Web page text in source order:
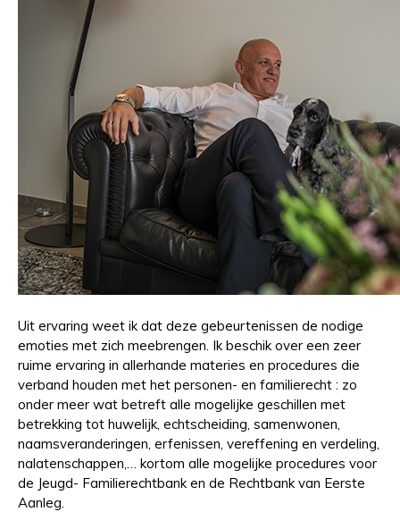
Uit ervaring weet ik dat deze gebeurtenissen de nodige
emoties met zich meebrengen. Ik beschik over een zeer
ruime ervaring in allerhande materies en procedures die
verband houden met het personen- en familierecht : zo
onder meer wat betreft alle mogelijke geschillen met
betrekking tot huwelijk, echtscheiding, samenwonen,
naamsveranderingen, erfenissen, vereffening en verdeling,
nalatenschappen,… kortom alle mogelijke procedures voor
de Jeugd- Familierechtbank en de Rechtbank van Eerste
Aanleg.